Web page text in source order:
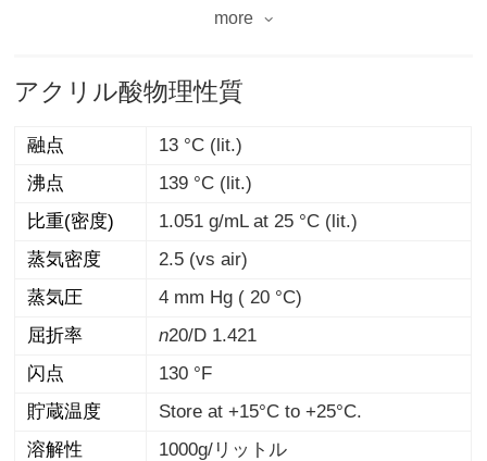
more
アクリル酸物理性質
融点
13 °C (lit.)
沸点
139 °C (lit.)
比重(密度)
1.051 g/mL at 25 °C (lit.)
蒸気密度
2.5 (vs air)
蒸気圧
4 mm Hg ( 20 °C)
屈折率
n20/D1.421
闪点
130 °F
貯蔵温度
Store at +15°C to +25°C.
溶解性
1000g/リットル